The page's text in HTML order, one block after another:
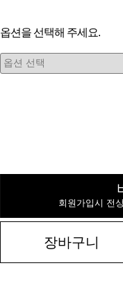
옵션을 선택해 주세요.
회원가입시 전
장바구니